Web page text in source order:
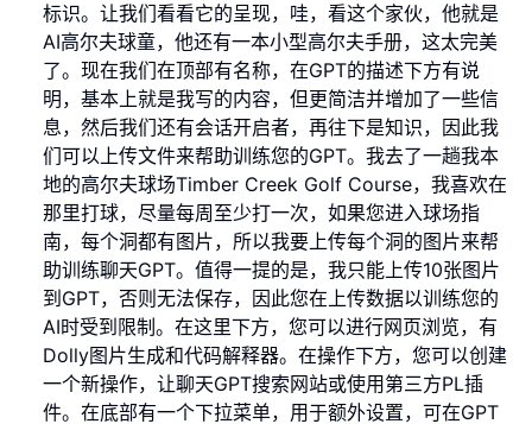
标识。让我们看看它的呈现，哇，看这个家伙，他就是
AI高尔夫球童，他还有一本小型高尔夫手册，这太完美
了。现在我们在顶部有名称，在GPT的描述下方有说
明，基本上就是我写的内容，但更简洁并增加了一些信
息，然后我们还有会话开启者，再往下是知识，因此我
们可以上传文件来帮助训练您的GPT。我去了一趟我本
地的高尔夫球场Timber Creek Golf Course，我喜欢在
那里打球，尽量每周至少打一次，如果您进入球场指
南，每个洞都有图片，所以我要上传每个洞的图片来帮
助训练聊天GPT。值得一提的是，我只能上传10张图片
到GPT，否则无法保存，因此您在上传数据以训练您的
AI时受到限制。在这里下方，您可以进行网页浏览，有
Dolly图片生成和代码解释器。在操作下方，您可以创建
一个新操作，让聊天GPT搜索网站或使用第三方PL插
件。在底部有一个下拉菜单，用于额外设置，可在GPT